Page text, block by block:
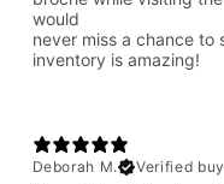
would
never miss a chance to
inventory is amazing!
Deborah M.
Verified